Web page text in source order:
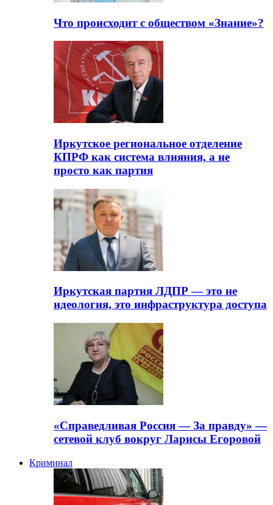
Что происходит с обществом «Знание»?
Иркутское региональное отделение
КПРФ как система влияния, а не
просто как партия
Иркутская партия ЛДПР — это не
идеология, это инфраструктура доступа
«Справедливая Россия — За правду» —
сетевой клуб вокруг Ларисы Егоровой
Криминал